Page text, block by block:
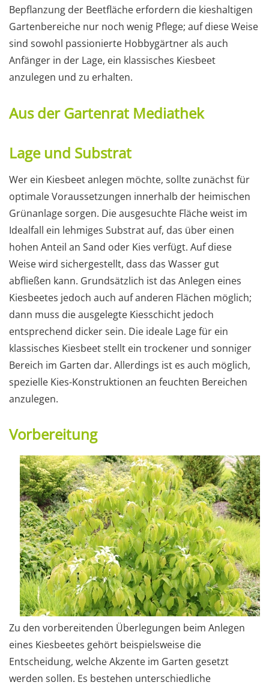
Bepflanzung der Beetfläche erfordern die kieshaltigen
Gartenbereiche nur noch wenig Pflege; auf diese Weise
sind sowohl passionierte Hobbygärtner als auch
Anfänger in der Lage, ein klassisches Kiesbeet
anzulegen und zu erhalten.
Aus der Gartenrat Mediathek
Lage und Substrat
Wer ein Kiesbeet anlegen möchte, sollte zunächst für
optimale Voraussetzungen innerhalb der heimischen
Grünanlage sorgen. Die ausgesuchte Fläche weist im
Idealfall ein lehmiges Substrat auf, das über einen
hohen Anteil an Sand oder Kies verfügt. Auf diese
Weise wird sichergestellt, dass das Wasser gut
abfließen kann. Grundsätzlich ist das Anlegen eines
Kiesbeetes jedoch auch auf anderen Flächen möglich;
dann muss die ausgelegte Kiesschicht jedoch
entsprechend dicker sein. Die ideale Lage für ein
klassisches Kiesbeet stellt ein trockener und sonniger
Bereich im Garten dar. Allerdings ist es auch möglich,
spezielle Kies-Konstruktionen an feuchten Bereichen
anzulegen.
Vorbereitung
Zu den vorbereitenden Überlegungen beim Anlegen
eines Kiesbeetes gehört beispielsweise die
Entscheidung, welche Akzente im Garten gesetzt
werden sollen. Es bestehen unterschiedliche